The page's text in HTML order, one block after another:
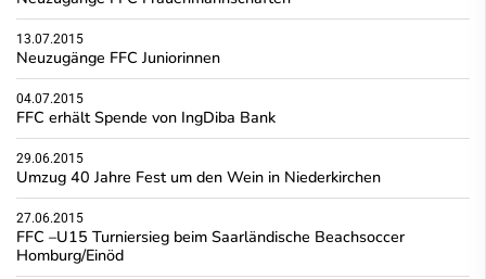
13.07.2015
Neuzugänge FFC Juniorinnen
04.07.2015
FFC erhält Spende von IngDiba Bank
29.06.2015
Umzug 40 Jahre Fest um den Wein in Niederkirchen
27.06.2015
FFC –U15 Turniersieg beim Saarländische Beachsoccer
Homburg/Einöd